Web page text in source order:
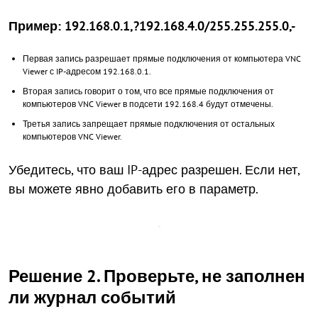
Пример: 192.168.0.1,?192.168.4.0/255.255.255.0,-
Первая запись разрешает прямые подключения от компьютера VNC
Viewer с IP-адресом 192.168.0.1.
Вторая запись говорит о том, что все прямые подключения от
компьютеров VNC Viewer в подсети 192.168.4 будут отмечены.
Третья запись запрещает прямые подключения от остальных
компьютеров VNC Viewer.
Убедитесь, что ваш IP-адрес разрешен. Если нет,
вы можете явно добавить его в параметр.
Решение 2. Проверьте, не заполнен
ли журнал событий